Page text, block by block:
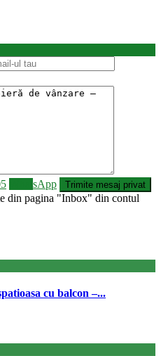
WhatsApp
din pagina "Inbox" din contul
cu balcon –...